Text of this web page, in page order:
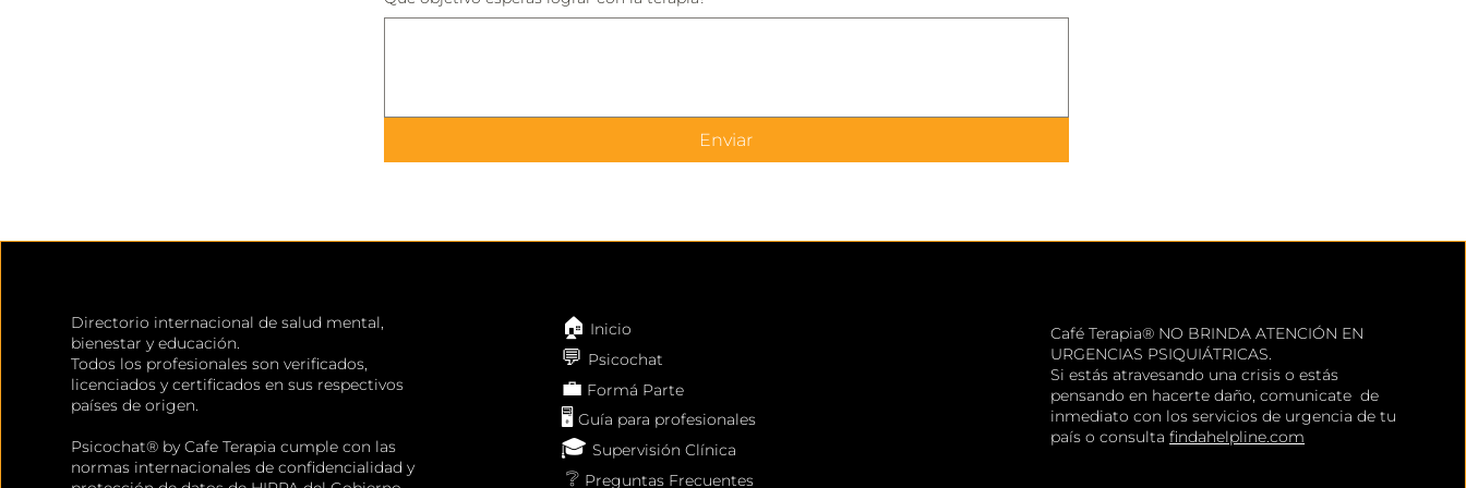
Enviar
Directorio internacional de salud mental,
bienestar y educación.
Todos los profesionales son verificados,
licenciados y certificados en sus respectivos
países de origen.
Psicochat® by Cafe Terapia cumple con las
normas internacionales de confidencialidad y
🏠 Inicio
💬 Psicochat
💼 Formá Parte
🖥️ Guía para profesionales
🎓Supervisión Clínica
❔ Preguntas Frecuentes
Café Terapia® NO BRINDA ATENCIÓN EN
URGENCIAS PSIQUIÁTRICAS.
Si estás atravesando una crisis o estás
pensando en hacerte daño, comunicate de
inmediato con los servicios de urgencia de tu
país o consultafindahelpline.com